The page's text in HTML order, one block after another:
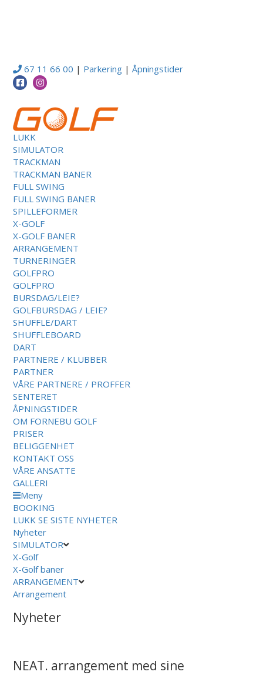
67 11 66 00 | Parkering |Åpningstider
LUKK
SIMULATOR
TRACKMAN
TRACKMAN BANER
FULL SWING
FULL SWING BANER
SPILLEFORMER
X-GOLF
X-GOLF BANER
ARRANGEMENT
TURNERINGER
GOLFPRO
GOLFPRO
BURSDAG/LEIE?
GOLFBURSDAG / LEIE?
SHUFFLE/DART
SHUFFLEBOARD
DART
PARTNERE / KLUBBER
PARTNER
VÅRE PARTNERE / PROFFER
SENTERET
ÅPNINGSTIDER
OM FORNEBU GOLF
PRISER
BELIGGENHET
KONTAKT OSS
VÅRE ANSATTE
GALLERI
Meny
BOOKING
LUKK SE SISTE NYHETER
Nyheter
SIMULATOR
X-Golf
X-Golf baner
ARRANGEMENT
Arrangement
Nyheter
NEAT. arrangement med sine